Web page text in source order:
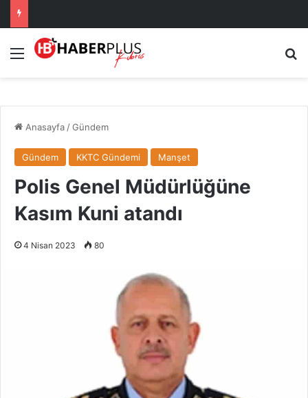
Menü
Anasayfa/Gündem
Gündem KKTC Gündemi Manşet
Polis Genel Müdürlüğüne
Kasım Kuni atandı
4 Nisan 2023 80